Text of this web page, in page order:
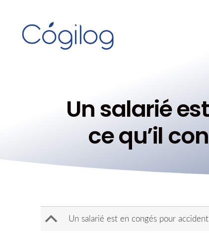
Un salarié
ce qu’il
B Un salarié est en congés pour